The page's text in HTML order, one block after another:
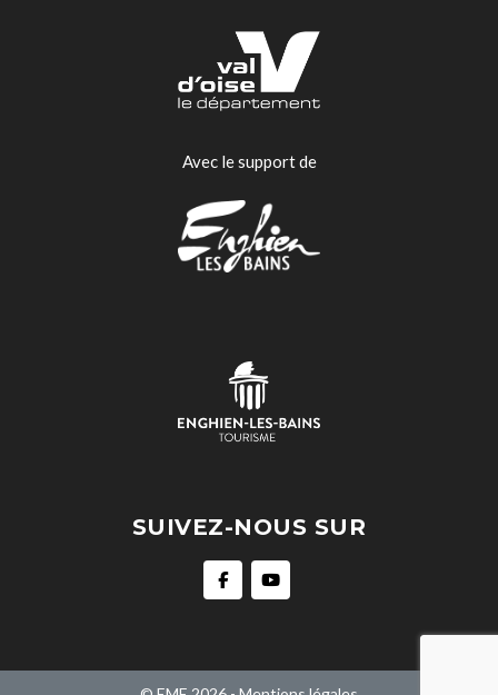
Avec le support de
SUIVEZ-NOUS SUR